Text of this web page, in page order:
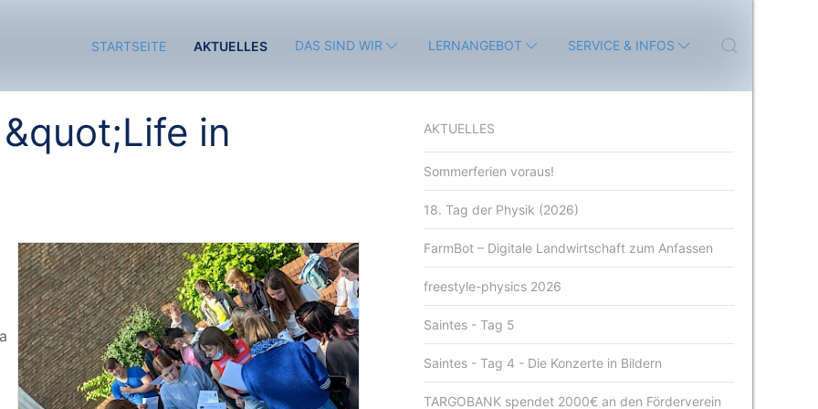
STARTSEITE AKTUELLES DAS SIND WIR LERNANGEBOT SERVICE & INFOS
in
AKTUELLES
Sommerferien voraus!
18. Tag der Physik (2026)
FarmBot – Digitale Landwirtschaft zum Anfassen
freestyle-physics 2026
Saintes - Tag 5
Saintes - Tag 4 - Die Konzerte in Bildern
TARGOBANK spendet 2000€ an den Förderverein